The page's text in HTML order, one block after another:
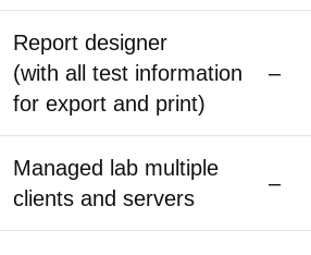
Report designer
(with all test information
for export and print)
–
Managed lab multiple
clients and servers
–